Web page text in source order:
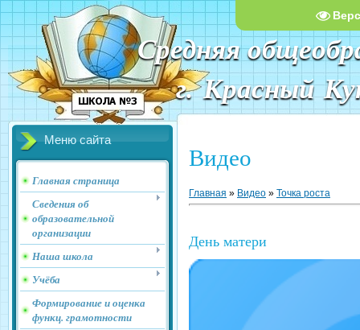
Средняя
г. Красный
Меню сайта
Главная страница
Сведения об
образовательной
организации
Наша школа
Учёба
Формирование и оценка
функц. грамотности
Видео
Главная » Видео » Точка роста
День матери